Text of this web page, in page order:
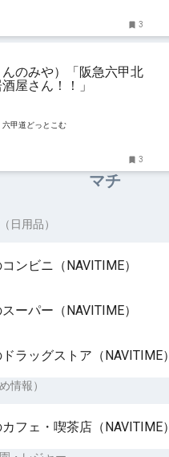
3
のみや）「阪急六甲北
屋さん！！」
六甲道どっとこむ
3
マチ
日用品）
ンビニ（NAVITIME）
ーパー（NAVITIME）
ラッグストア（NAVITIME）
情報）
フェ・喫茶店（NAVITIME）